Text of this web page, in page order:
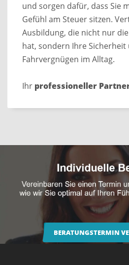
und sorgen dafür, dass Sie
Gefühl am Steuer sitzen.
Ausbildung, die nicht nur
hat, sondern Ihre Sicherheit
Fahrvergnügen im Alltag.
Ihr professioneller
BERATUNGSTERMIN